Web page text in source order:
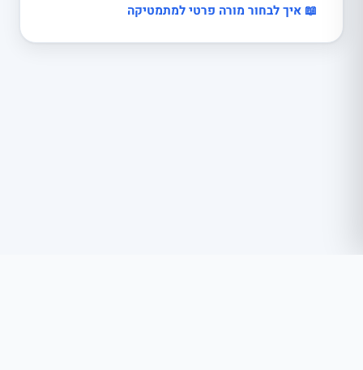
📖 איך לבחור מורה פרטי למתמטיקה